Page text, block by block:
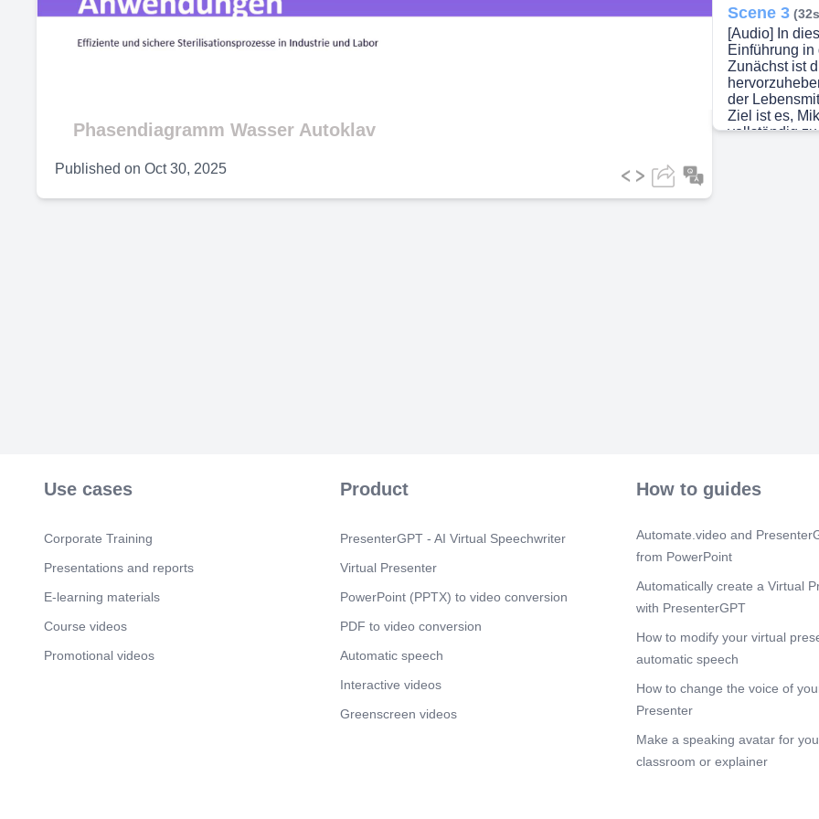
Video
Phasendiagramm Wasser Autoklav
Published on Oct 30, 2025
Scene 3
[Audio] In
Einführung
Zunächst ist
der
Ziel ist es,
vollständig
und Drücken
Sterilisation
Druck und
Celsius und
Bedingungen
können wir
Scene 5
[Audio] Ein
gesättigten
Use cases
Corporate Training
Presentations and reports
E-learning materials
Course videos
Promotional videos
Product
PresenterGPT - AI Virtual Speechwriter
Virtual Presenter
PowerPoint (PPTX) to video conversion
PDF to video conversion
Automatic speech
Interactive videos
Greenscreen videos
How to guides
Automate.video and
from PowerPoint
Automatically create a Virtual
with PresenterGPT
How to modify your virtual
automatic speech
How to change the voice of
Presenter
Make a speaking avatar for
classroom or explainer